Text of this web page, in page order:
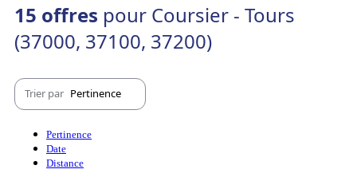
15 offres pour Coursier - Tours
(37000, 37100, 37200)
Trier par Pertinence
Pertinence
Date
Distance